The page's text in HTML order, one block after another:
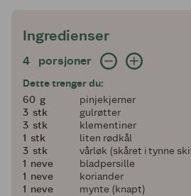
Ingredienser
4 porsjoner
4 porsjoner
Dette trenger du:
60
60 g
pinjekjerner
3
3 stk
gulrøtter
3
3 stk
klementiner
11 stk
liten rødkål
3
3 stk
vårløk (skåret i tynne
11 neve
bladpersille
11 neve
koriander
11 neve
mynte (knapt)